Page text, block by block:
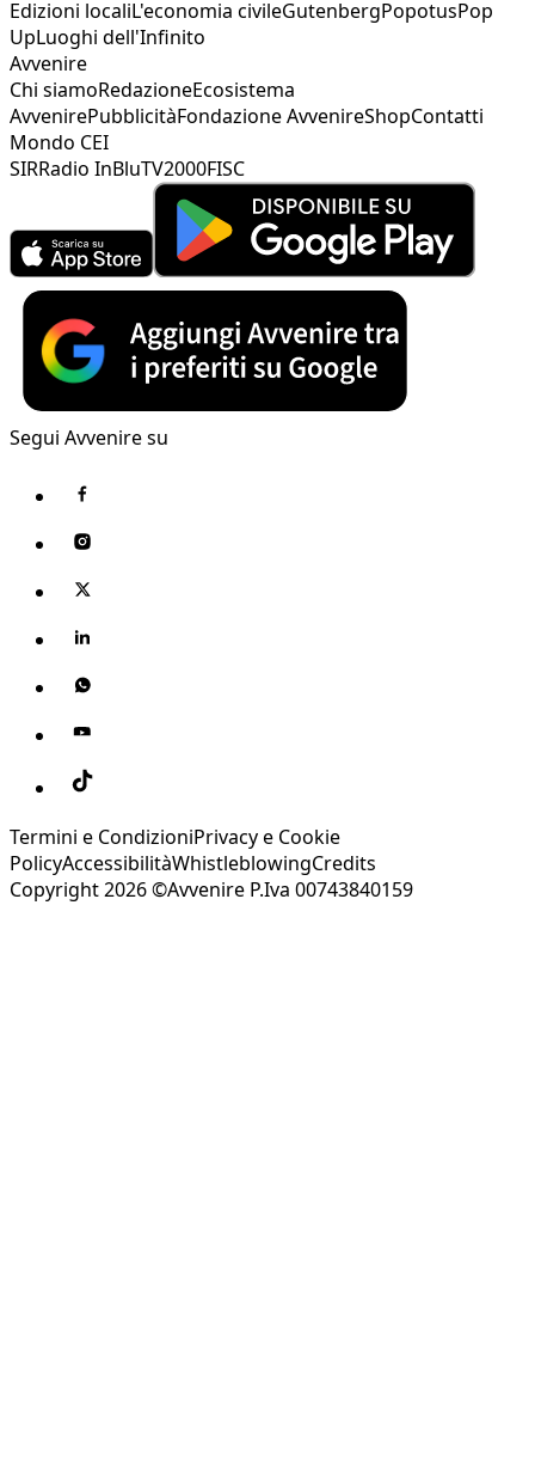
Edizioni localiL'economia civileGutenbergPopotusPop
UpLuoghi dell'Infinito
Avvenire
Chi siamoRedazioneEcosistema
AvvenirePubblicitàFondazione AvvenireShopContatti
Mondo CEI
SIRRadio InBluTV2000FISC
Segui Avvenire su
Termini e CondizioniPrivacy e Cookie
PolicyAccessibilitàWhistleblowingCredits
Copyright 2026 ©Avvenire P.Iva 00743840159